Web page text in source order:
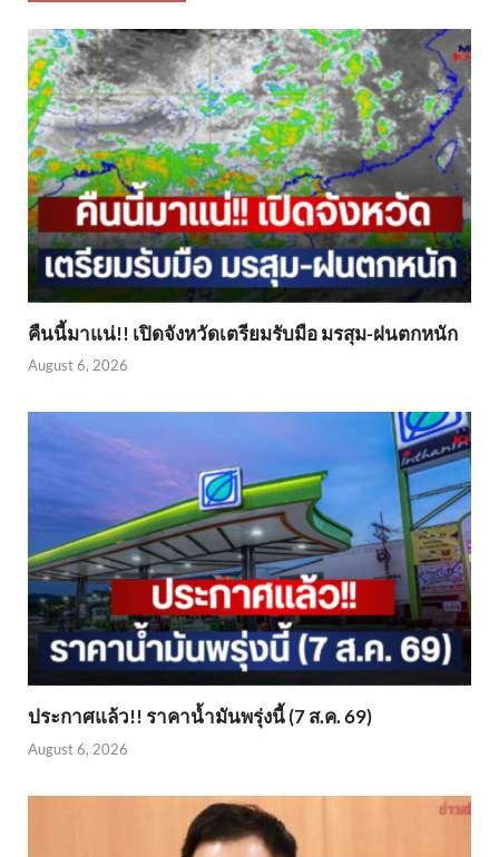
คืนนี้มาแน่!! เปิดจังหวัดเตรียมรับมือ มรสุม-ฝนตกหนัก
August 6, 2026
ประกาศแล้ว!! ราคาน้ำมันพรุ่งนี้ (7 ส.ค. 69)
August 6, 2026